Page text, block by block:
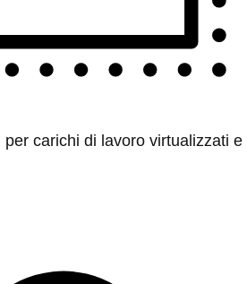
carichi di lavoro virtualizzati e